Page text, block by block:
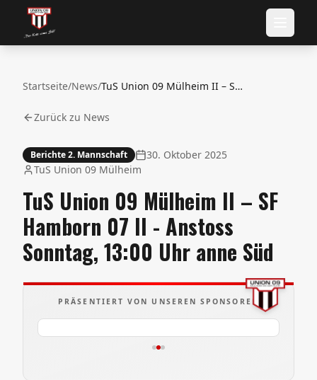
Startseite/News/ TuS Union 09 Mülheim II – SF Hamborn 07 II - Anstoss Sonntag, 13:00 Uhr anne Süd
Zurück zu News
Berichte 2. Mannschaft
30. Oktober 2025
TuS Union 09 Mülheim
TuS Union 09 Mülheim II – SF
Hamborn 07 II - Anstoss
Sonntag, 13:00 Uhr anne Süd
PRÄSENTIERT VON UNSEREN SPONSOREN